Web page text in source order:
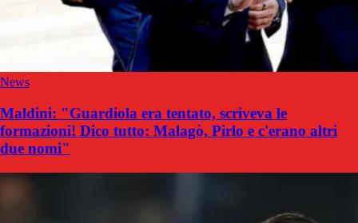
News
Maldini: "Guardiola era tentato, scriveva le
formazioni! Dico tutto: Malagò, Pirlo e c'erano altri
due nomi"